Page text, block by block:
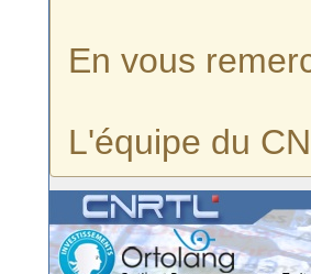
En vous
L'équipe du